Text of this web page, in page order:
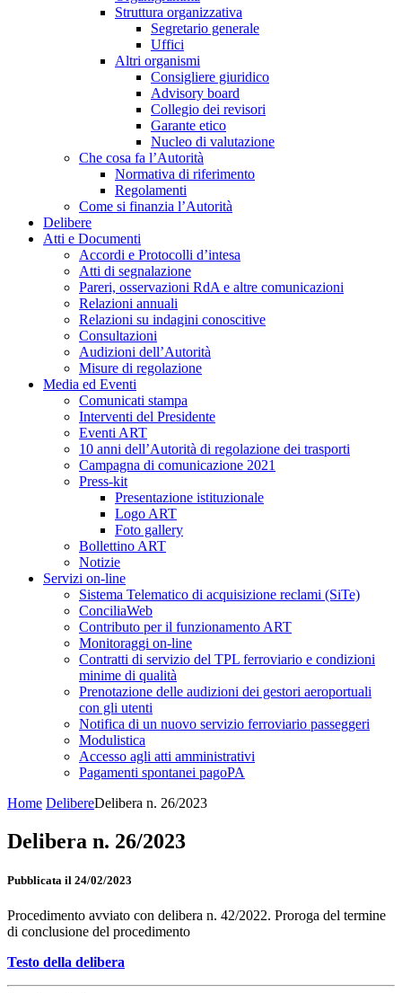
Struttura organizzativa
Segretario generale
Uffici
Altri organismi
Consigliere giuridico
Advisory board
Collegio dei revisori
Garante etico
Nucleo di valutazione
Che cosa fa l’Autorità
Normativa di riferimento
Regolamenti
Come si finanzia l’Autorità
Delibere
Atti e Documenti
Accordi e Protocolli d’intesa
Atti di segnalazione
Pareri, osservazioni RdA e altre comunicazioni
Relazioni annuali
Relazioni su indagini conoscitive
Consultazioni
Audizioni dell’Autorità
Misure di regolazione
Media ed Eventi
Comunicati stampa
Interventi del Presidente
Eventi ART
10 anni dell’Autorità di regolazione dei trasporti
Campagna di comunicazione 2021
Press-kit
Presentazione istituzionale
Logo ART
Foto gallery
Bollettino ART
Notizie
Servizi on-line
Sistema Telematico di acquisizione reclami (SiTe)
ConciliaWeb
Contributo per il funzionamento ART
Monitoraggi on-line
Contratti di servizio del TPL ferroviario e condizioni
minime di qualità
Prenotazione delle audizioni dei gestori aeroportuali
con gli utenti
Notifica di un nuovo servizio ferroviario passeggeri
Modulistica
Accesso agli atti amministrativi
Pagamenti spontanei pagoPA
Home DelibereDelibera n. 26/2023
Delibera n. 26/2023
Pubblicata il 24/02/2023
Procedimento avviato con delibera n. 42/2022. Proroga del termine
di conclusione del procedimento
Testo della delibera